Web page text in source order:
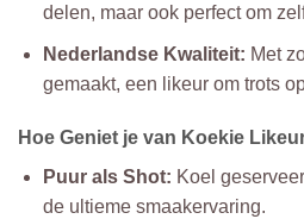
delen, maar ook perfect om
Nederlandse Kwaliteit: Met
gemaakt, een likeur om trots
Hoe Geniet je van Koekie
Puur als Shot: Koel
de ultieme smaakervaring.